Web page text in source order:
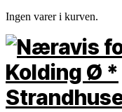
Ingen varer i kurven.